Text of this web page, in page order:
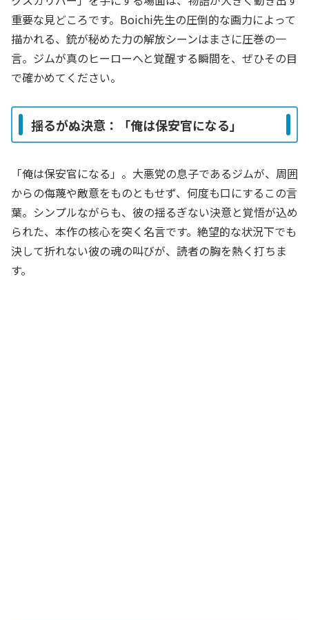
重要な見どころです。Boichi先生の圧倒的な画力によって
描かれる、銃が秘めた力の解放シーンはまさに圧巻の一
言。ジムが真のヒーローへと覚醒する瞬間を、ぜひその目
で確かめてください。
揺るがぬ決意：「俺は保安官になる」
「俺は保安官になる」。大悪党の息子であるジムが、周囲
からの侮蔑や敵意をものともせず、何度も口にするこの言
葉。シンプルながらも、彼の揺るぎない決意と覚悟が込め
られた、本作の核心を突く名言です。絶望的な状況下でも
決して折れない彼の魂の叫びが、読者の胸を熱く打ちま
す。